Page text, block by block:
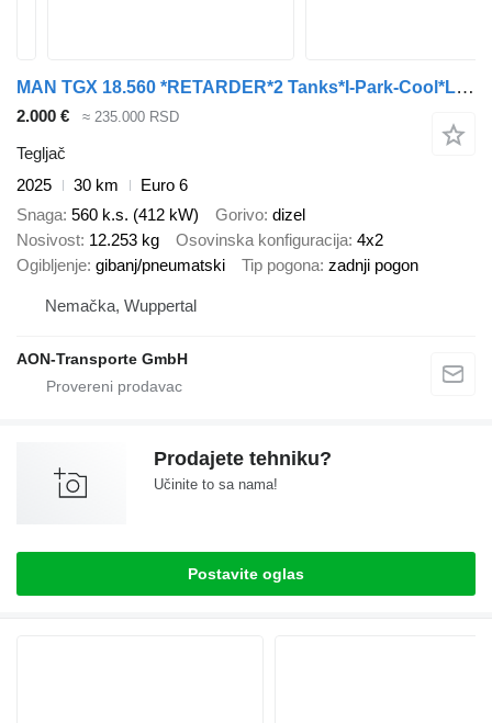
MAN TGX 18.560 *RETARDER*2 Tanks*I-Park-Cool*LED #aonrent
2.000 € ≈ 235.000 RSD
Tegljač
2025
30 km
Euro 6
Snaga 560 k.s. (412 kW) Gorivo dizel
Nosivost 12.253 kg Osovinska konfiguracija 4x2
Ogibljenje gibanj/pneumatski Tip pogona zadnji pogon
Nemačka, Wuppertal
AON-Transporte GmbH
Prodajete tehniku?
Učinite to sa nama!
Postavite oglas